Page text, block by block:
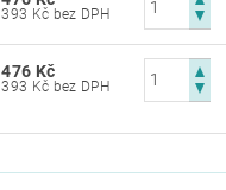
393 Kč bez DPH
476 Kč
393 Kč bez DPH